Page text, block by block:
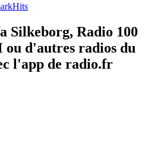
Hits
Silkeborg, Radio 100
ou d'autres radios du
l'app de radio.fr